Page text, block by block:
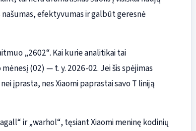
efektyvumas ir galbūt geresnė
„2602“. Kai kurie analitikai tai
(02) — t. y. 2026-02. Jei šis spėjimas
įprasta, nes Xiaomi paprastai savo T liniją
ir „warhol“, tęsiant Xiaomi meninę kodinių